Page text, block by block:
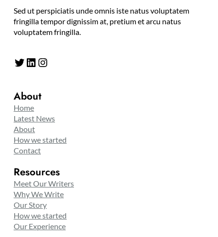
Sed ut perspiciatis unde omnis iste natus voluptatem
fringilla tempor dignissim at, pretium et arcu natus
voluptatem fringilla.
Twitter LinkedIn Instagram
About
Home
Latest News
About
How we started
Contact
Resources
Meet Our Writers
Why We Write
Our Story
How we started
Our Experience